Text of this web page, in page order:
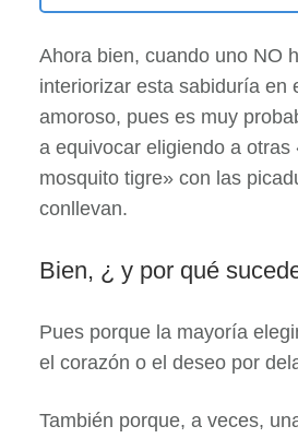
Ahora bien, cuando uno NO
interiorizar esta sabiduría en
amoroso, pues es muy
a equivocar eligiendo a otras
mosquito tigre» con las
conllevan.
Bien, ¿ y por qué
Pues porque la mayoría
el corazón o el deseo por
También porque, a veces,